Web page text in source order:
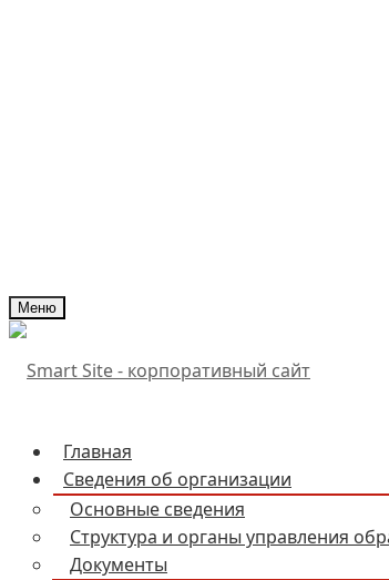
Меню
Главная
Сведения об организации
Основные сведения
Структура и органы управления
Документы